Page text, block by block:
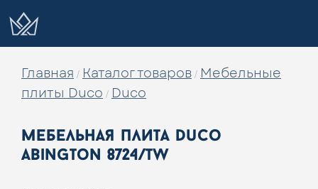
Главная / Каталог товаров / Мебельные
плиты Duco / Duco
мебельная плита duco
abington 8724/tw